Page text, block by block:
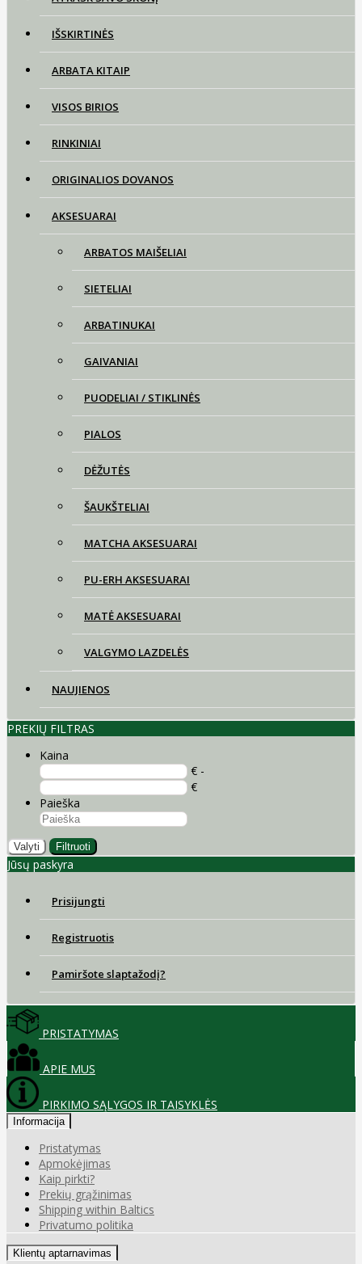
IŠSKIRTINĖS
ARBATA KITAIP
VISOS BIRIOS
RINKINIAI
ORIGINALIOS DOVANOS
AKSESUARAI
ARBATOS MAIŠELIAI
SIETELIAI
ARBATINUKAI
GAIVANIAI
PUODELIAI / STIKLINĖS
PIALOS
DĖŽUTĖS
ŠAUKŠTELIAI
MATCHA AKSESUARAI
PU-ERH AKSESUARAI
MATĖ AKSESUARAI
VALGYMO LAZDELĖS
NAUJIENOS
PREKIŲ FILTRAS
Kaina
€ -
€
Paieška
Valyti Filtruoti
Jūsų paskyra
Prisijungti
Registruotis
Pamiršote slaptažodį?
PRISTATYMAS
APIE MUS
PIRKIMO SĄLYGOS IR TAISYKLĖS
Informacija
Pristatymas
Apmokėjimas
Kaip pirkti?
Prekių grąžinimas
Shipping within Baltics
Privatumo politika
Klientų aptarnavimas